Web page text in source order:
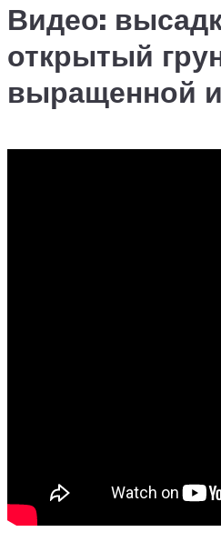
Видео:
открытый
выращенной